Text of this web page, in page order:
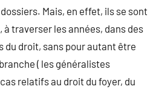
Mais, en effet, ils se sont
traverser les années, dans des
du droit, sans pour autant être
( les généralistes
relatifs au droit du foyer, du